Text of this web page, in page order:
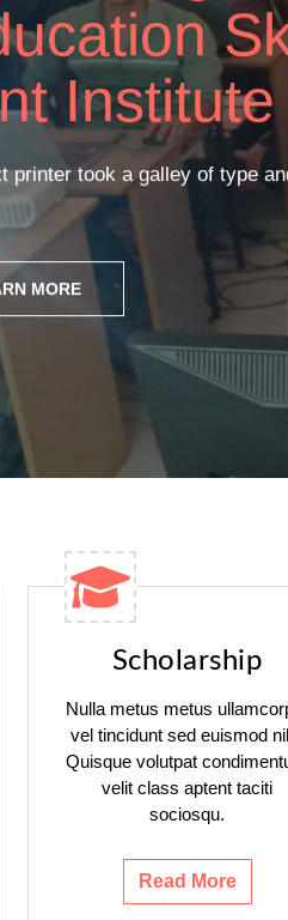
Class
printer took a galley of type
Scholarship
Nulla metus metus
vel tincidunt sed euismod
Quisque volutpat
velit class aptent taciti
sociosqu.
Read More